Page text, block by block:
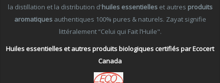
la distillation et la distribution d'huiles essentielleset autres produits
aromatiquesauthentiques 100% pures & naturels. Zayat signifie
littéralement “Celui qui Fait l’Huile".
Huiles essentielles et autres produits biologiques certifiés par Ecocert
Canada